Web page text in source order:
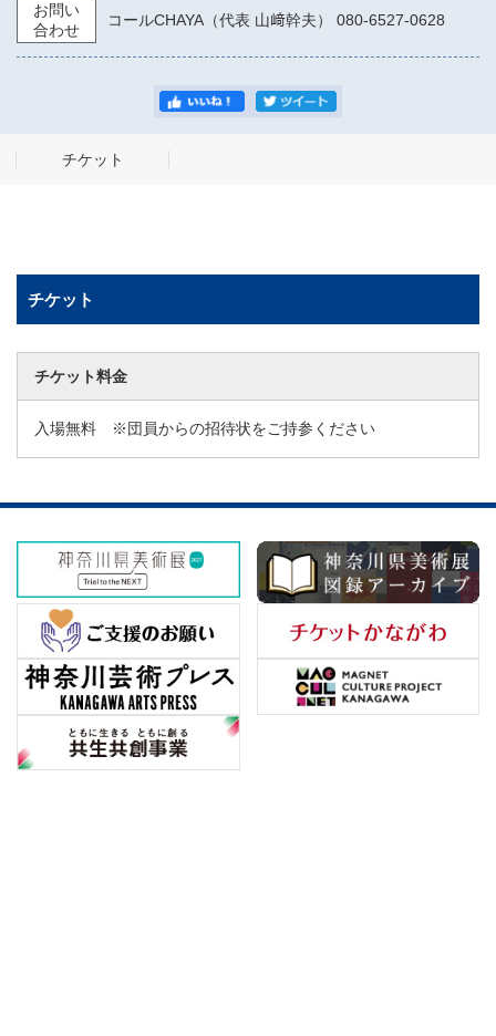
お問い
合わせ
コールCHAYA（代表 山﨑幹夫） 080-6527-0628
チケット
チケット
チケット料金
入場無料 ※団員からの招待状をご持参ください